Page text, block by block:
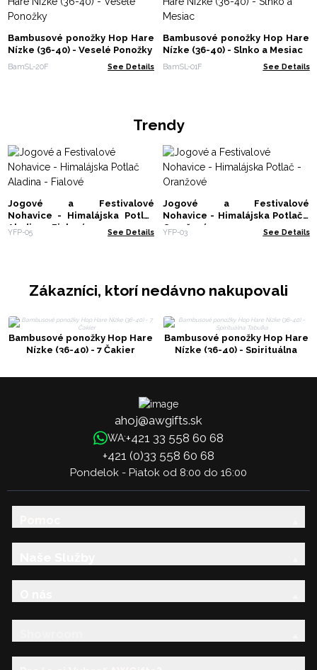
Bambusové ponožky Hop Hare
Nízke (36-40) - Veselé Ponožky
BamSL-20F See Details
Bambusové ponožky Hop Hare
Nízke (36-40) - Slnko a Mesiac
BamSL-01F See Details
Trendy
Jogové a Festivalové
Nohavice - Himalájska Potlač
Aladina - Fialové
YFP-05 See Details
Jogové a Festivalové
Nohavice - Himalájska Potlač -
Oranžové
YFP-03 See Details
Zákazníci, ktorí nedávno nakupovali
Bambusové ponožky Hop Hare
Nízke (36-40) - 7 Čakier
Bambusové ponožky Hop Hare
Nízke (36-40) - Spirituálna
ahoj@awgifts.sk
WA:+421 33 558 60 68
+421 (0)33 558 60 68
Pondelok - Piatok od 8:00 do 16:00